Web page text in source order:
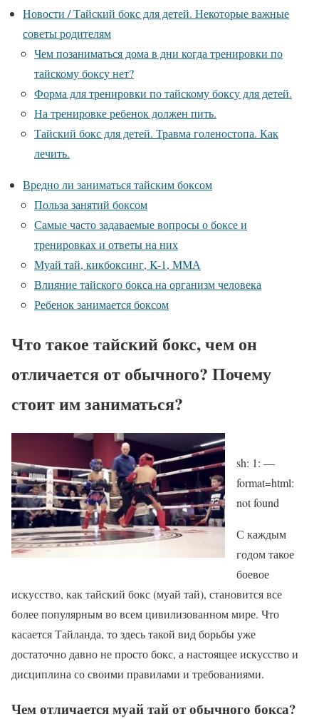
Новости / Тайский бокс для детей. Некоторые важные
советы родителям
Чем позаниматься дома в дни когда тренировки по
тайскому боксу нет?
Форма для тренировки по тайскому боксу для детей.
На тренировке ребенок должен пить.
Тайский бокс для детей. Травма голеностопа. Как
лечить.
Вредно ли заниматься тайским боксом
Польза занятий боксом
Самые часто задаваемые вопросы о боксе и
тренировках и ответы на них
Муай тай, кикбоксинг, K-1, ММА
Влияние тайского бокса на организм человека
Ребенок занимается боксом
Что такое тайский бокс, чем он
отличается от обычного? Почему
стоит им заниматься?
sh: 1: —
format=html:
not found
С каждым
годом такое
боевое
искусство, как тайский бокс (муай тай), становится все
более популярным во всем цивилизованном мире. Что
касается Тайланда, то здесь такой вид борьбы уже
достаточно давно не просто бокс, а настоящее искусство и
дисциплина со своими правилами и требованиями.
Чем отличается муай тай от обычного бокса?